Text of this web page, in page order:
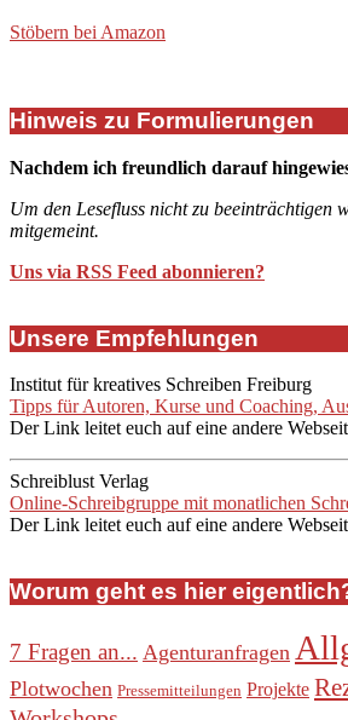
Stöbern bei Amazon
Hinweis zu Formulierungen
Nachdem ich freundlich darauf
Um den Lesefluss nicht zu beeinträchtigen
mitgemeint.
Uns via RSS Feed abonnieren?
Unsere Empfehlungen
Institut für kreatives Schreiben Freiburg
Tipps für Autoren, Kurse und Coaching,
Der Link leitet euch auf eine andere
Schreiblust Verlag
Online-Schreibgruppe mit monatlichen
Der Link leitet euch auf eine andere
Worum geht es hier
7 Fragen an... Agenturanfragen
Plotwochen Pressemitteilungen Projekte